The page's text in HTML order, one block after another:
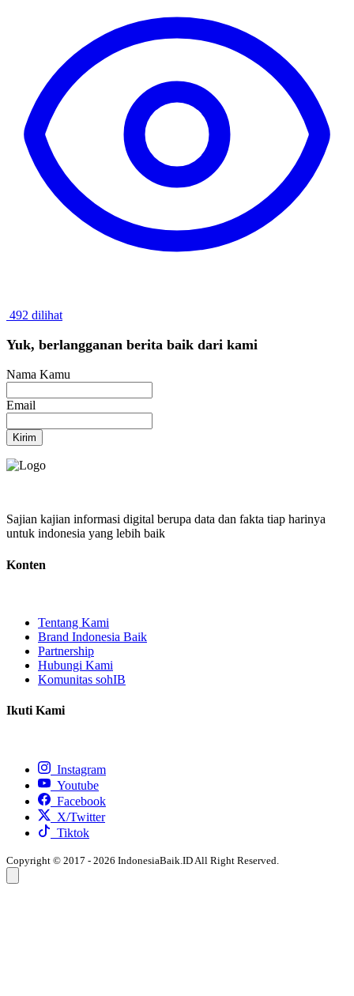
492 dilihat
Yuk, berlangganan berita baik dari kami
Nama Kamu
Email
Kirim
Sajian kajian informasi digital berupa data dan fakta tiap harinya
untuk indonesia yang lebih baik
Konten
Tentang Kami
Brand Indonesia Baik
Partnership
Hubungi Kami
Komunitas sohIB
Ikuti Kami
Instagram
Youtube
Facebook
X/Twitter
Tiktok
Copyright © 2017 - 2026 IndonesiaBaik.ID All Right Reserved.